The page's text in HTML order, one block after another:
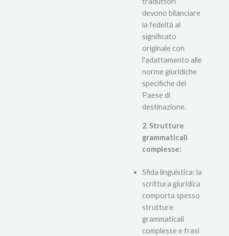
devono bilanciare
la fedeltà al
significato
originale con
l'adattamento alle
norme giuridiche
specifiche del
Paese di
destinazione.
2. Strutture
grammaticali
complesse:
Sfida linguistica: la
scrittura giuridica
comporta spesso
strutture
grammaticali
complesse e frasi